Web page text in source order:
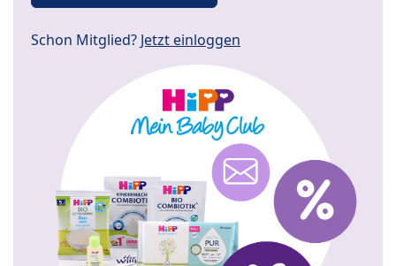
Schon Mitglied? Jetzt einloggen